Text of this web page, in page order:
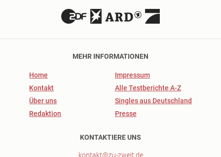
MEHR INFORMATIONEN
Home
Kontakt
Über uns
Redaktion
Impressum
Alle Testberichte A-Z
Singles aus Deutschland
Presse
KONTAKTIERE UNS
kontakt@zu-zweit.de